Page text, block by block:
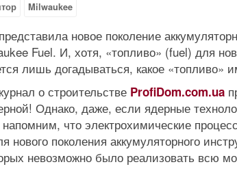
Milwaukee
новое поколение
Fuel. И, хотя, «топливо» (fuel) для
лишь догадываться, какое «топливо»
о строительстве ProfiDom.com.ua
Однако, даже, если ядерные
напомним, что электрохимические
нового поколения аккумуляторного
невозможно было реализовать всю